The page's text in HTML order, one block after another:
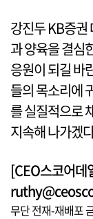
강진두 KB증권
과 양육을 결심
응원이 되길 바
들의 목소리에
를 실질적으로
지속해 나가겠
[CEO스코어데
무단 전재-재배포